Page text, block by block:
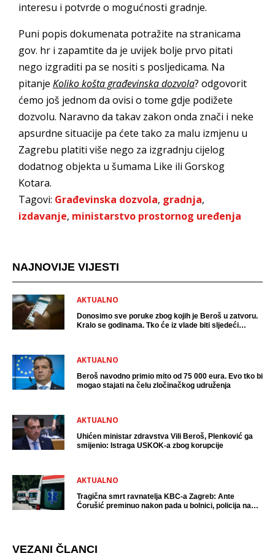
interesu i potvrde o mogućnosti gradnje.
Puni popis dokumenata potražite na stranicama
gov. hr i zapamtite da je uvijek bolje prvo pitati
nego izgraditi pa se nositi s posljedicama. Na
pitanje Koliko košta građevinska dozvola? odgovorit
ćemo još jednom da ovisi o tome gdje podižete
dozvolu. Naravno da takav zakon onda znači i neke
apsurdne situacije pa ćete tako za malu izmjenu u
Zagrebu platiti više nego za izgradnju cijelog
dodatnog objekta u šumama Like ili Gorskog
Kotara.
Tagovi: Građevinska dozvola, gradnja,
izdavanje, ministarstvo prostornog uređenja
NAJNOVIJE VIJESTI
AKTUALNO
Donosimo sve poruke zbog kojih je Beroš u zatvoru.
Kralo se godinama. Tko će iz vlade biti sljedeći
AKTUALNO
Beroš navodno primio mito od 75 000 eura. Evo tko bi
mogao stajati na čelu zločinačkog udruženja
AKTUALNO
Uhićen ministar zdravstva Vili Beroš, Plenković ga
smijenio: Istraga USKOK-a zbog korupcije
AKTUALNO
Tragična smrt ravnatelja KBC-a Zagreb: Ante
Ćorušić preminuo nakon pada u bolnici, policija na
VEZANI ČLANCI